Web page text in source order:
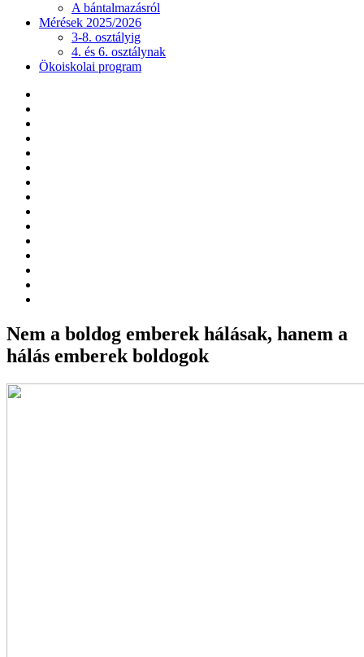
A bántalmazásról
Mérések 2025/2026
3-8. osztályig
4. és 6. osztálynak
Ökoiskolai program
Nem a boldog emberek hálásak, hanem a
hálás emberek boldogok